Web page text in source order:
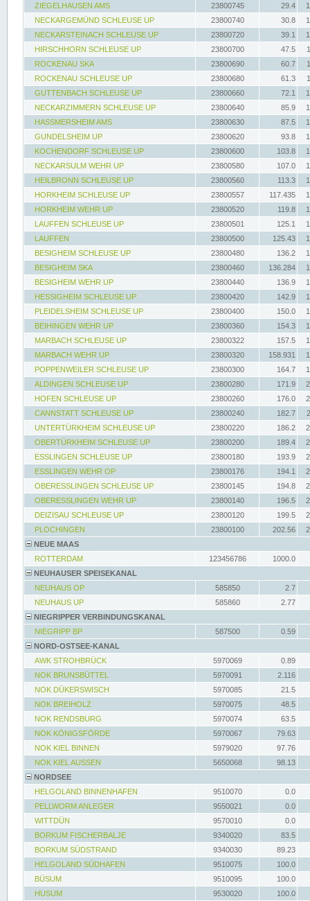
ZIEGELHAUSEN AMS
23800745 29.4
NECKARGEMÜND SCHLEUSE UP
23800740 30.8
NECKARSTEINACH SCHLEUSE UP
23800720 39.1
HIRSCHHORN SCHLEUSE UP
23800700 47.5
ROCKENAU SKA
23800690 60.7
ROCKENAU SCHLEUSE UP
23800680 61.3
GUTTENBACH SCHLEUSE UP
23800660 72.1
NECKARZIMMERN SCHLEUSE UP
23800640 85.9
HASSMERSHEIM AMS
23800630 87.5
GUNDELSHEIM UP
23800620 93.8
KOCHENDORF SCHLEUSE UP
23800600 103.8
NECKARSULM WEHR UP
23800580 107.0
HEILBRONN SCHLEUSE UP
23800560 113.3
HORKHEIM SCHLEUSE UP
23800557 117.435
HORKHEIM WEHR UP
23800520 119.8
LAUFFEN SCHLEUSE UP
23800501 125.1
LAUFFEN
23800500 125.43
BESIGHEIM SCHLEUSE UP
23800480 136.2
BESIGHEIM SKA
23800460 136.284
BESIGHEIM WEHR UP
23800440 136.9
HESSIGHEIM SCHLEUSE UP
23800420 142.9
PLEIDELSHEIM SCHLEUSE UP
23800400 150.0
BEIHINGEN WEHR UP
23800360 154.3
MARBACH SCHLEUSE UP
23800322 157.5
MARBACH WEHR UP
23800320 158.931
POPPENWEILER SCHLEUSE UP
23800300 164.7
ALDINGEN SCHLEUSE UP
23800280 171.9
HOFEN SCHLEUSE UP
23800260 176.0
CANNSTATT SCHLEUSE UP
23800240 182.7
UNTERTÜRKHEIM SCHLEUSE UP
23800220 186.2
OBERTÜRKHEIM SCHLEUSE UP
23800200 189.4
ESSLINGEN SCHLEUSE UP
23800180 193.9
ESSLINGEN WEHR OP
23800176 194.1
OBERESSLINGEN SCHLEUSE UP
23800145 194.8
OBERESSLINGEN WEHR UP
23800140 196.5
DEIZISAU SCHLEUSE UP
23800120 199.5
PLOCHINGEN
23800100 202.56
NEUE MAAS
ROTTERDAM
123456786
1000.0
NEUHAUSER SPEISEKANAL
NEUHAUS OP
585850
2.7
NEUHAUS UP
585860
2.77
NIEGRIPPER VERBINDUNGSKANAL
NIEGRIPP BP
587500
0.59
NORD-OSTSEE-KANAL
AWK STROHBRÜCK
5970069
0.89
NOK BRUNSBÜTTEL
5970091
2.116
NOK DÜKERSWISCH
5970085
21.5
NOK BREIHOLZ
5970075
48.5
NOK RENDSBURG
5970074
63.5
NOK KÖNIGSFÖRDE
5970067
79.63
NOK KIEL BINNEN
5979020
97.76
NOK KIEL AUSSEN
5650068
98.13
NORDSEE
HELGOLAND BINNENHAFEN
9510070
0.0
PELLWORM ANLEGER
9550021
0.0
WITTDÜN
9570010
0.0
BORKUM FISCHERBALJE
9340020
83.5
BORKUM SÜDSTRAND
9340030
89.23
HELGOLAND SÜDHAFEN
9510075
100.0
BÜSUM
9510095
100.0
HUSUM
9530020 100.0